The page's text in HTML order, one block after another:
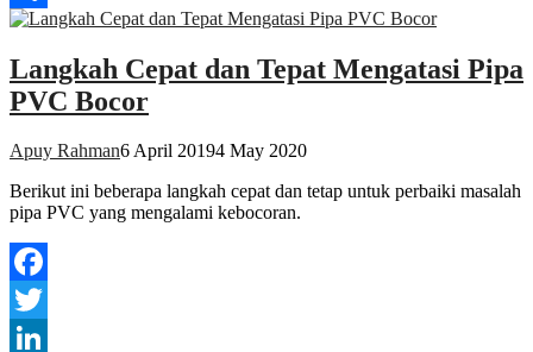
Share
Langkah Cepat dan Tepat Mengatasi Pipa
PVC Bocor
Apuy Rahman6 April 20194 May 2020
Berikut ini beberapa langkah cepat dan tetap untuk perbaiki masalah
pipa PVC yang mengalami kebocoran.
Facebook
Twitter